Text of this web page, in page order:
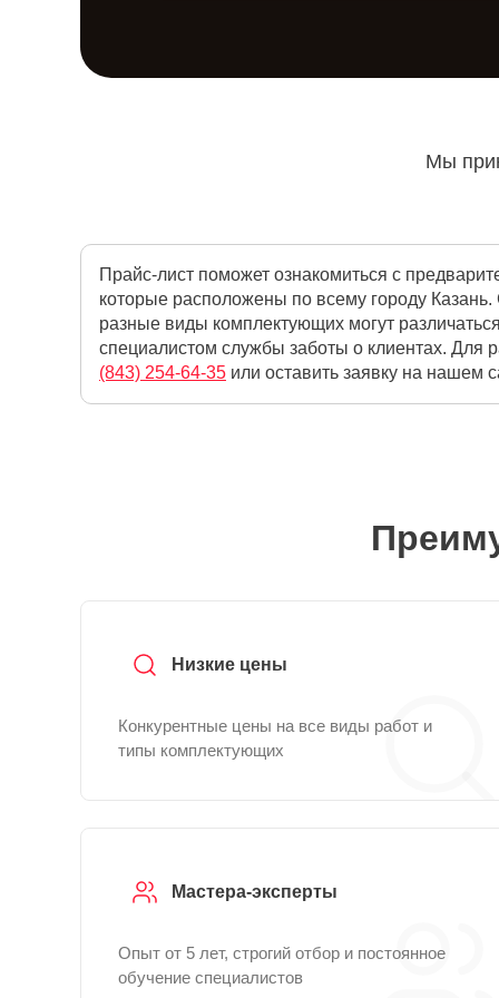
Мы
Прайс-лист поможет ознакомиться с
которые расположены по всему городу
разные виды комплектующих могут
специалистом службы заботы о клиентах. Для
(843) 254-64-35 или оставить заявку на нашем
Низкие цены
Конкурентные цены на все виды работ и
типы комплектующих
Мастера-эксперты
Опыт от 5 лет, строгий отбор и постоянное
обучение специалистов